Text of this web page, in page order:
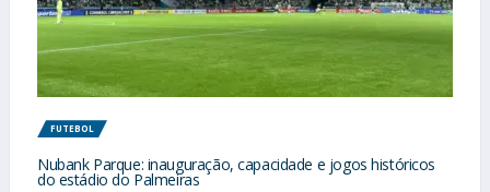
FUTEBOL
Nubank Parque: inauguração, capacidade e jogos históricos
do estádio do Palmeiras